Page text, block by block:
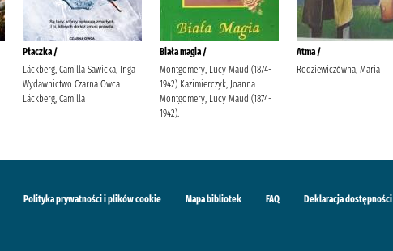
Płaczka /
Läckberg, Camilla Sawicka, Inga
Wydawnictwo Czarna Owca
Läckberg, Camilla
Biała magia /
Montgomery, Lucy Maud (1874-
1942) Kazimierczyk, Joanna
Montgomery, Lucy Maud (1874-
1942).
Atma /
Rodziewiczówna, Maria
Polityka prywatności i plików cookie Mapa bibliotek FAQ Deklaracja dostępności